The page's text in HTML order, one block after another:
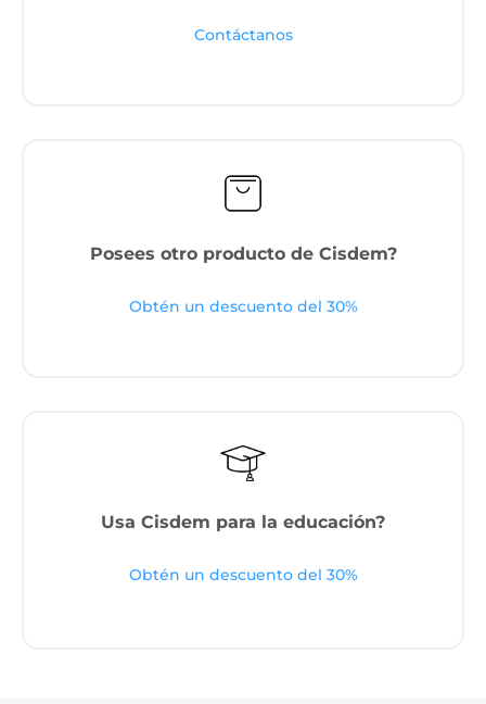
Contáctanos
Posees otro producto de Cisdem?
Obtén un descuento del 30%
Usa Cisdem para la educación?
Obtén un descuento del 30%